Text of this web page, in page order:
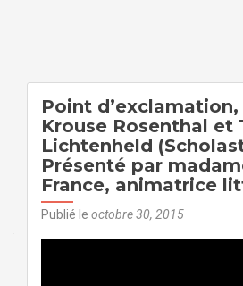
Point
Krouse Rosenthal et
Lichtenheld
Présenté par
France, animatrice
Publié le octobre 30, 2015